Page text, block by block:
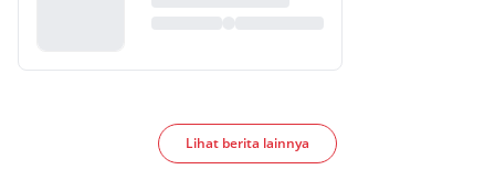
Lihat berita lainnya